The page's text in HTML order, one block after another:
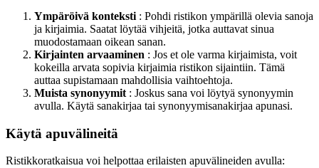
Ympäröivä konteksti : Pohdi ristikon ympärillä olevia sanoja
ja kirjaimia. Saatat löytää vihjeitä, jotka auttavat sinua
muodostamaan oikean sanan.
Kirjainten arvaaminen : Jos et ole varma kirjaimista, voit
kokeilla arvata sopivia kirjaimia ristikon sijaintiin. Tämä
auttaa supistamaan mahdollisia vaihtoehtoja.
Muista synonyymit : Joskus sana voi löytyä synonyymin
avulla. Käytä sanakirjaa tai synonyymisanakirjaa apunasi.
Käytä apuvälineitä
Ristikkoratkaisua voi helpottaa erilaisten apuvälineiden avulla: